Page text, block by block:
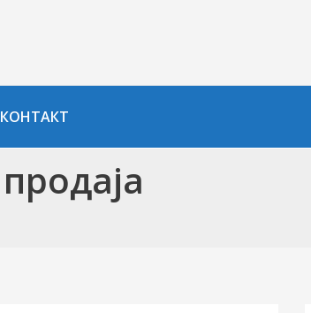
КОНТАКТ
продаја